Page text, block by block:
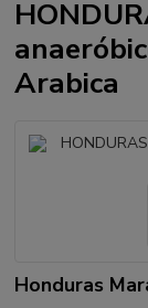
Arabica
Honduras